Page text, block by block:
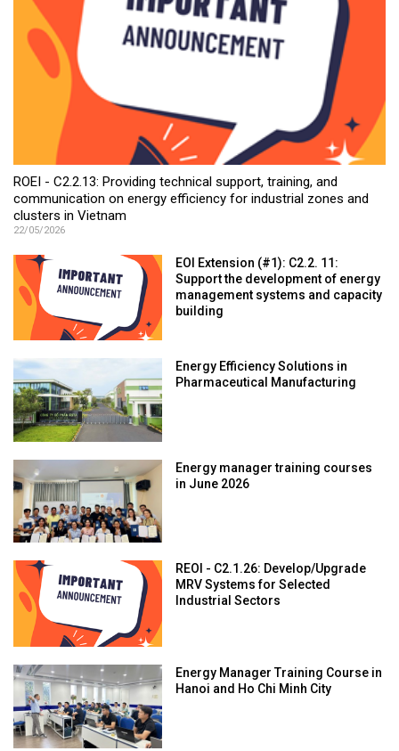
ROEI - C2.2.13: Providing technical support, training, and
communication on energy efficiency for industrial zones and
clusters in Vietnam
22/05/2026
EOI Extension (#1): C2.2. 11:
Support the development of energy
management systems and capacity
building
Energy Efficiency Solutions in
Pharmaceutical Manufacturing
Energy manager training courses
in June 2026
REOI - C2.1.26: Develop/Upgrade
MRV Systems for Selected
Industrial Sectors
Energy Manager Training Course in
Hanoi and Ho Chi Minh City